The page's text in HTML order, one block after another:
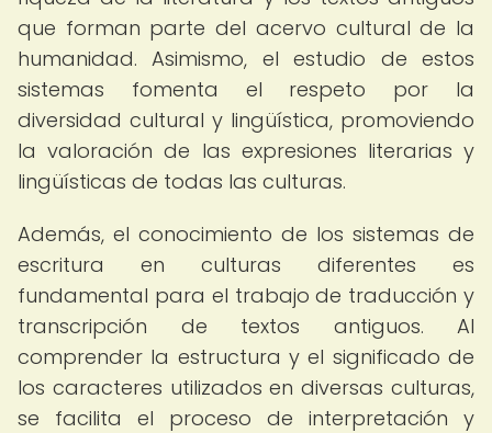
que forman parte del acervo cultural de la
humanidad. Asimismo, el estudio de estos
sistemas fomenta el respeto por la
diversidad cultural y lingüística, promoviendo
la valoración de las expresiones literarias y
lingüísticas de todas las culturas.
Además, el conocimiento de los sistemas de
escritura en culturas diferentes es
fundamental para el trabajo de traducción y
transcripción de textos antiguos. Al
comprender la estructura y el significado de
los caracteres utilizados en diversas culturas,
se facilita el proceso de interpretación y